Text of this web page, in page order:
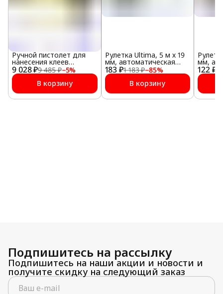
9 028 ₽9 485 ₽−5%
Ручной пистолет для
нанесения клеев
Teroson ET Staku Hand
Gun
В корзину
183 ₽1 183 ₽−85%
Рулетка Ultima, 5 м х 19
мм, автоматическая
фиксация, магнит
В корзину
122 ₽
мм,
Подпишитесь на рассылку
Подпишитесь на наши акции и новости и
получите скидку на следующий заказ